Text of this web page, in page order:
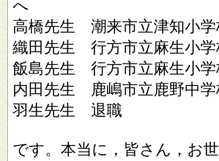
へ
高橋先生 潮来市立津知小学
織田先生 行方市立麻生小学
飯島先生 行方市立麻生小学
内田先生 鹿嶋市立鹿野中学
羽生先生 退職
です。本当に，皆さん，お